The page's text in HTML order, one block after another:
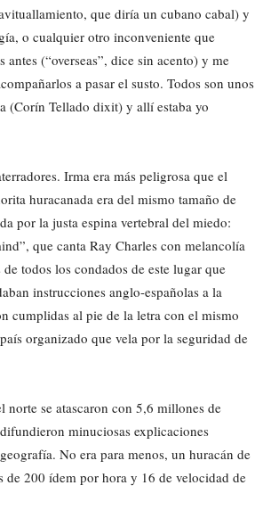
que diría un cubano cabal) y
o cualquier otro inconveniente que
(“overseas”, dice sin acento) y me
a pasar el susto. Todos son unos
(Corín Tellado dixit) y allí estaba yo
Irma era más peligrosa que el
huracanada era del mismo tamaño de
por la justa espina vertebral del miedo:
que canta Ray Charles con melancolía
todos los condados de este lugar que
instrucciones anglo-españolas a la
cumplidas al pie de la letra con el mismo
organizado que vela por la seguridad de
norte se atascaron con 5,6 millones de
minuciosas explicaciones
No era para menos, un huracán de
200 ídem por hora y 16 de velocidad de